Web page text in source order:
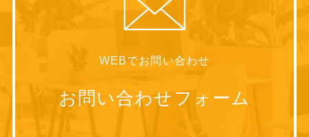
WEBでお問い合わせ
お問い合わせフォーム